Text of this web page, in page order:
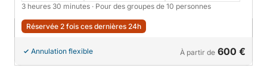
3 heures 30 minutes · Pour des groupes de 10 personnes
Réservée 2 fois ces dernières 24h
Annulation flexible À partir de 600 €